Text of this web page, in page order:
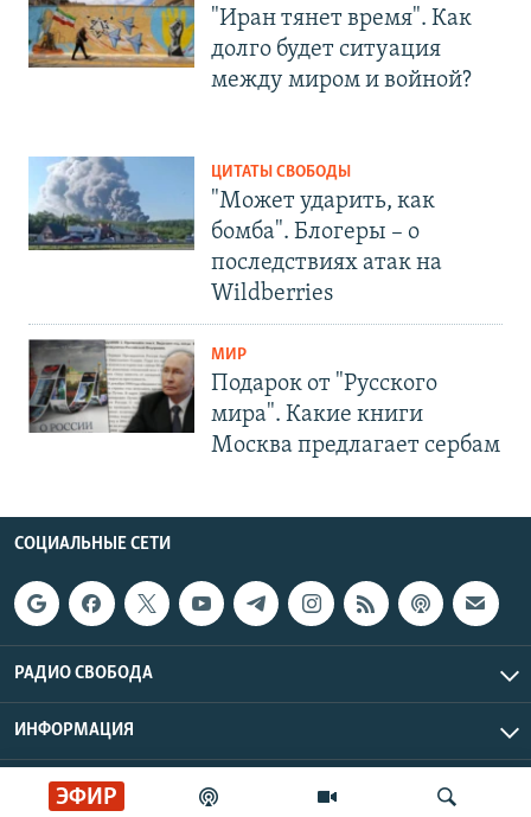
ЭФИР
"Иран тянет время". Как
долго будет ситуация
между миром и войной?
ЦИТАТЫ СВОБОДЫ
"Может ударить, как
бомба". Блогеры – о
последствиях атак на
Wildberries
МИР
Подарок от "Русского
мира". Какие книги
Москва предлагает сербам
СОЦИАЛЬНЫЕ СЕТИ
РАДИО СВОБОДА
ИНФОРМАЦИЯ
Радио Свобода © 2026 RFE/RL, Inc. | Все права защищены.